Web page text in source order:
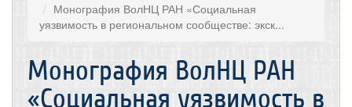
Монография ВолНЦ РАН «Социальная
уязвимость в региональном сообществе: экск...
Монография ВолНЦ РАН
«Социальная уязвимость в